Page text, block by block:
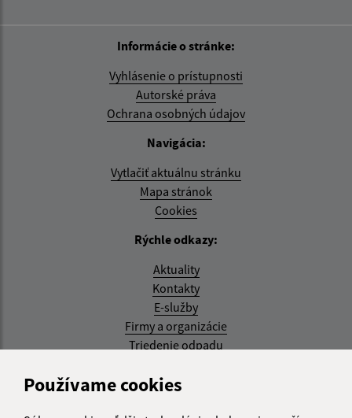
Používame cookies
Informácie o stránke:
Vyhlásenie o prístupnosti
Autorské práva
Ochrana osobných údajov
Navigácia:
Vytlačiť aktuálnu stránku
Mapa stránok
Cookies
Rýchle odkazy:
Aktuality
Kontakty
E-služby
Firmy a organizácie
Triedenie odpadu
Aktualizované: